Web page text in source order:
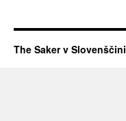
The Saker v Slovenščini